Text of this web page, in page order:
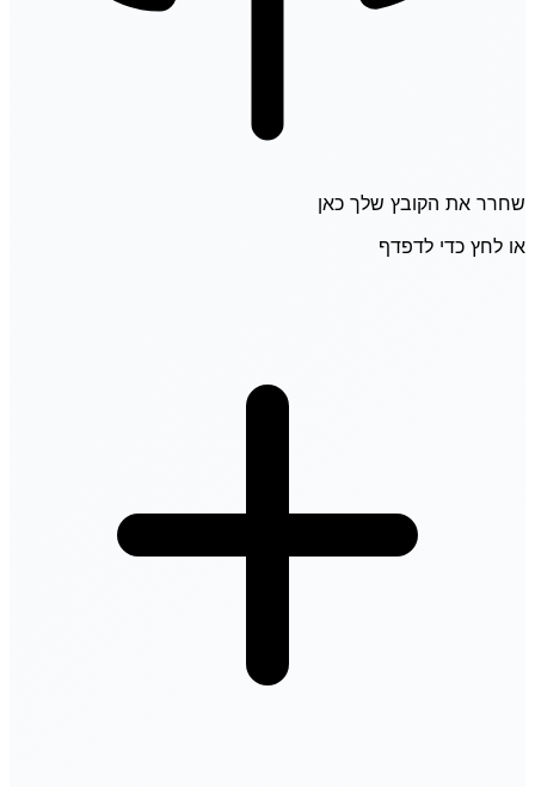
שחרר את הקובץ שלך כאן
או לחץ כדי לדפדף